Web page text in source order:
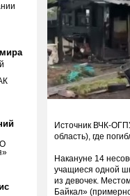
Источник ВЧК-
область), где
Накануне 14
учащиеся одной
из девочек.
Байкал»